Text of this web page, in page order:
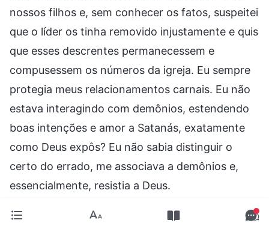
nossos filhos e, sem conhecer os fatos, suspeitei
que o líder os tinha removido injustamente e quis
que esses descrentes permanecessem e
compusessem os números da igreja. Eu sempre
protegia meus relacionamentos carnais. Eu não
estava interagindo com demônios, estendendo
boas intenções e amor a Satanás, exatamente
como Deus expôs? Eu não sabia distinguir o
certo do errado, me associava a demônios e,
essencialmente, resistia a Deus.
Também me perguntei por que eu senti tão